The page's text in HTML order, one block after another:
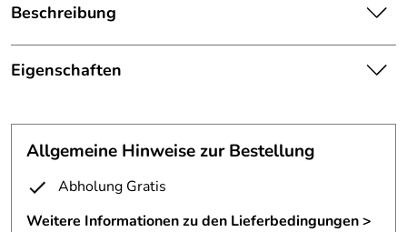
Beschreibung
Eingangsgeländer aus Edelstahl.
Ein schönes Eingangsgeländer aus Edelstahl und
Geländerbügel, in Einzelfertigung,
gefertigt aus 1.4301 Edelstahlrohr 42,4x2mm,
mit Relingstäben aus Ø 12 mm, durch Pfosten gebohrt,
mit 5 Messingkugeln Ø 40 mm und Kugelabschluss am
Geländer,
Eigenschaften
Material:
Edelstahlrohr 42mm, Messingkugeln
30mm
Allgemeine Hinweise zur Bestellung
Abholung Gratis
Weitere Informationen zu den Lieferbedingungen >